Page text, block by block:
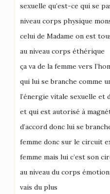
sexuelle qu’est-ce qui se
niveau corps physique
celui de Madame on est
au niveau corps éthérique
ça va de la femme vers
qui lui se branche comme
l’énergie vitale sexuelle et
et qui est autorisé à
d’accord donc lui se
femme donc sur le circuit
femme mais lui c’est son
au niveau du corps
vais du plus